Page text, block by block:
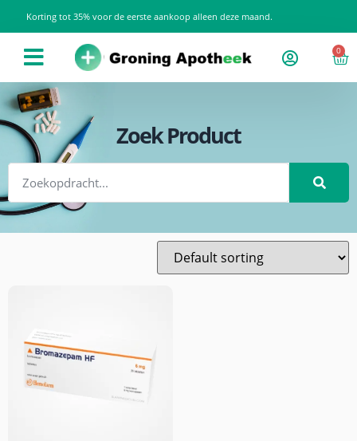
Korting tot 35% voor de eerste aankoop alleen deze maand.
0
Zoek Product